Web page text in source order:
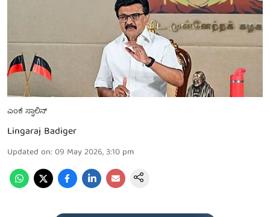
ಎಂಕೆ ಸ್ಟಾಲಿನ್
Lingaraj Badiger
Updated on: 09 May 2026, 3:10 pm